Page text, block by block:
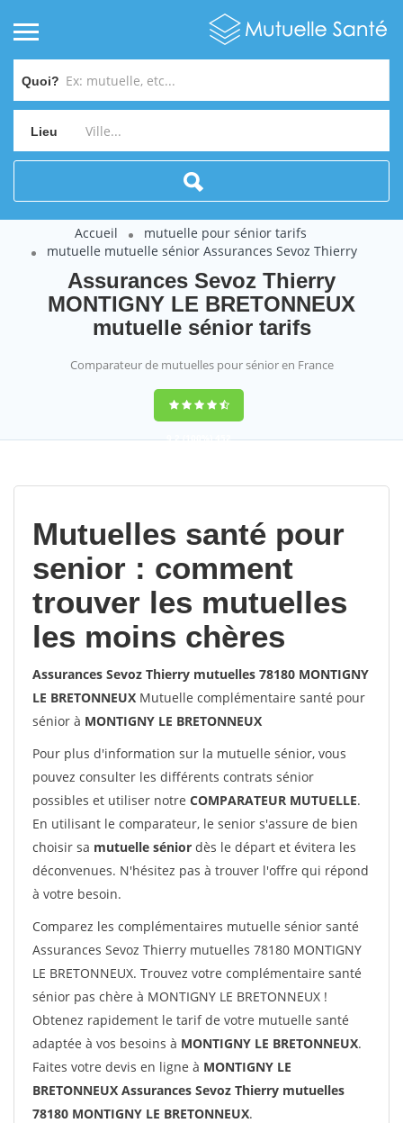
Quoi?
Lieu
Accueil
mutuelle pour sénior tarifs
mutuelle mutuelle sénior Assurances Sevoz Thierry
Assurances Sevoz Thierry
MONTIGNY LE BRETONNEUX
mutuelle sénior tarifs
Comparateur de mutuelles pour sénior en France
9,2(100%)452
Mutuelles santé pour
senior : comment
trouver les mutuelles
les moins chères
Assurances Sevoz Thierry mutuelles 78180 MONTIGNY
LE BRETONNEUX Mutuelle complémentaire santé pour
sénior à MONTIGNY LE BRETONNEUX
Pour plus d'information sur la mutuelle sénior, vous
pouvez consulter les différents contrats sénior
possibles et utiliser notre COMPARATEUR MUTUELLE.
En utilisant le comparateur, le senior s'assure de bien
choisir sa mutuelle sénior dès le départ et évitera les
déconvenues. N'hésitez pas à trouver l'offre qui répond
à votre besoin.
Comparez les complémentaires mutuelle sénior santé
Assurances Sevoz Thierry mutuelles 78180 MONTIGNY
LE BRETONNEUX. Trouvez votre complémentaire santé
sénior pas chère à MONTIGNY LE BRETONNEUX !
Obtenez rapidement le tarif de votre mutuelle santé
adaptée à vos besoins à MONTIGNY LE BRETONNEUX.
Faites votre devis en ligne à MONTIGNY LE
BRETONNEUX Assurances Sevoz Thierry mutuelles
78180 MONTIGNY LE BRETONNEUX.